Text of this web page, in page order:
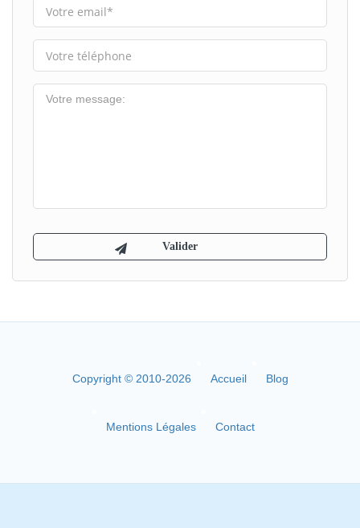
Copyright © 2010-2026 Accueil Blog
Mentions Légales Contact